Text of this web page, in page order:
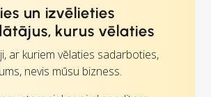
un izvēlieties
kurus vēlaties
ar kuriem vēlaties sadarboties,
nevis mūsu bizness.